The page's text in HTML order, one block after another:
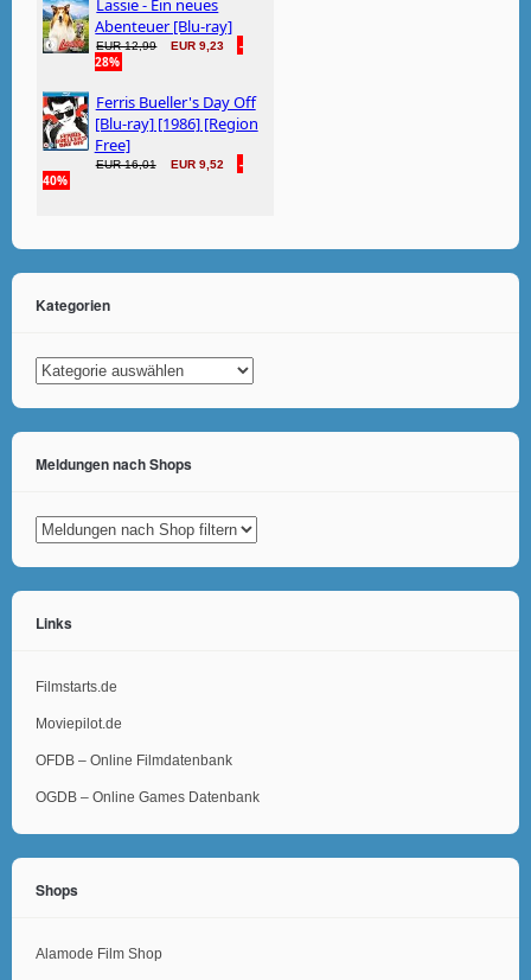
Kategorien
Kategorien
Meldungen nach Shops
Links
Filmstarts.de
Moviepilot.de
OFDB – Online Filmdatenbank
OGDB – Online Games Datenbank
Shops
Alamode Film Shop